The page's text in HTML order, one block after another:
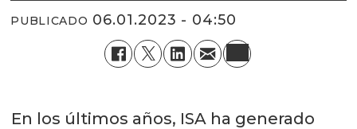
PUBLICADO 06.01.2023 - 04:50
En los últimos años, ISA ha generado